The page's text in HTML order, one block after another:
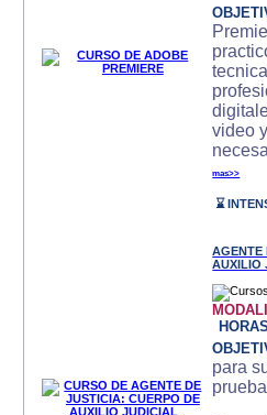
video
mas>>
⌛
AGENTE
AUXILIO
para